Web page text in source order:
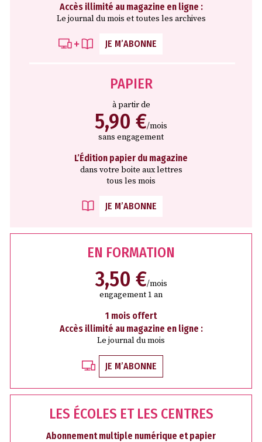
Accès illimité au magazine en ligne :
Le journal du mois et toutes les archives
JE M’ABONNE
PAPIER
à partir de
5,90 €/mois
sans engagement
L’Édition papier du magazine
dans votre boite aux lettres
tous les mois
JE M’ABONNE
EN FORMATION
3,50 €/mois
engagement 1 an
1 mois offert
Accès illimité au magazine en ligne :
Le journal du mois
JE M’ABONNE
LES ÉCOLES ET LES CENTRES
Abonnement multiple numérique et papier